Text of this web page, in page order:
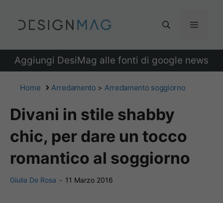
Menu
Aggiungi DesiMag alle fonti di google news
Home Arredamento > Arredamento soggiorno
Divani in stile shabby
chic, per dare un tocco
romantico al soggiorno
Giulia De Rosa - 11 Marzo 2016